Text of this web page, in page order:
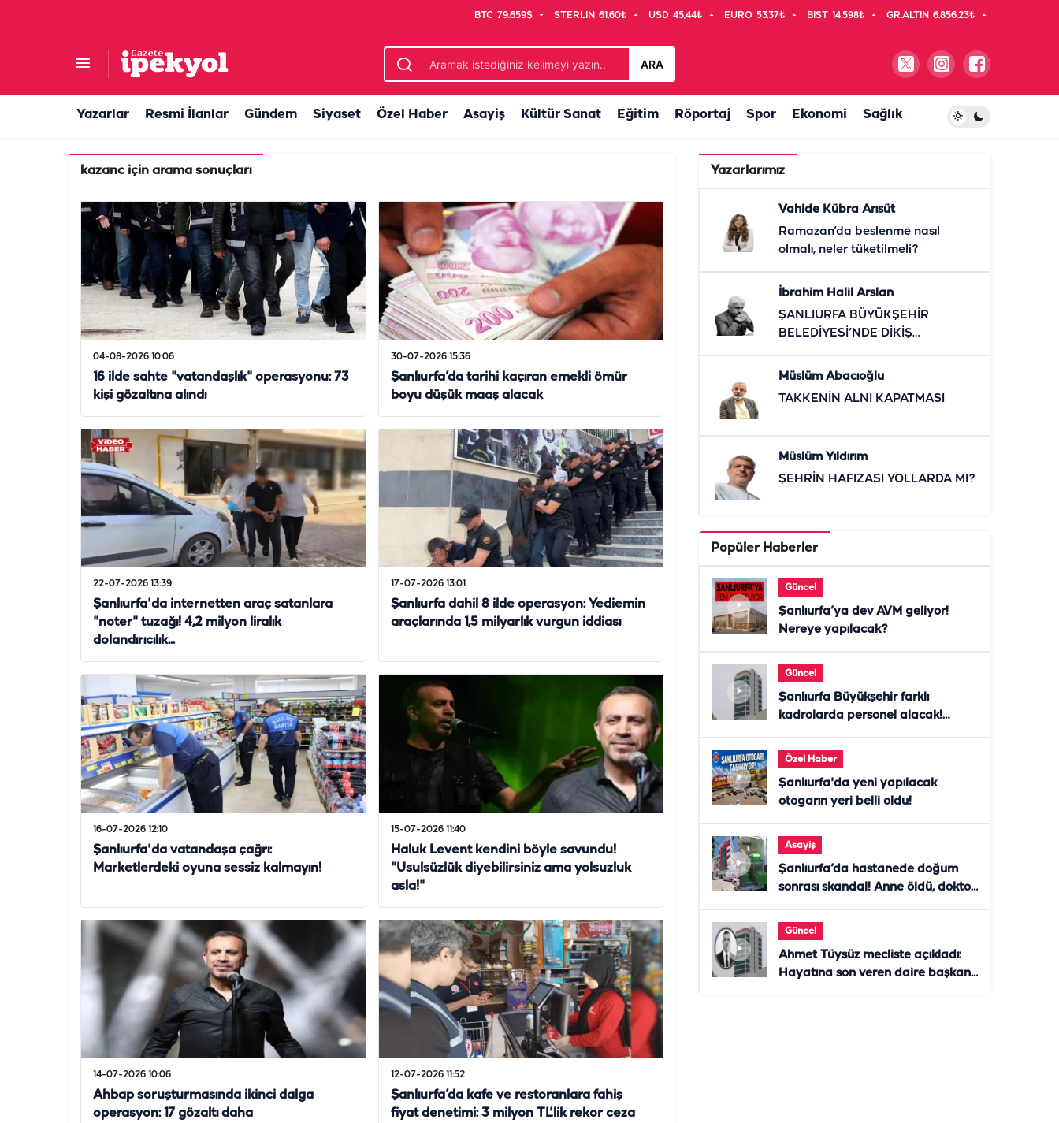
BTC 79.659$ STERLIN 61,60₺ USD 45,44₺ EURO 53,37₺ BIST 14.598₺ GR.ALTIN 6.856,23₺
ARA
Yazarlar Resmi İlanlar Gündem Siyaset Özel Haber Asayiş Kültür Sanat Eğitim Röportaj Spor Ekonomi Sağlık
kazanc için arama sonuçları
04-08-2026 10:06
16 ilde sahte "vatandaşlık" operasyonu: 73
kişi gözaltına alındı
30-07-2026 15:36
Şanlıurfa’da tarihi kaçıran emekli ömür
boyu düşük maaş alacak
22-07-2026 13:39
Şanlıurfa'da internetten araç satanlara
"noter" tuzağı! 4,2 milyon liralık
dolandırıcılık...
17-07-2026 13:01
Şanlıurfa dahil 8 ilde operasyon: Yediemin
araçlarında 1,5 milyarlık vurgun iddiası
16-07-2026 12:10
Şanlıurfa'da vatandaşa çağrı:
Marketlerdeki oyuna sessiz kalmayın!
15-07-2026 11:40
Haluk Levent kendini böyle savundu!
"Usulsüzlük diyebilirsiniz ama yolsuzluk
asla!"
14-07-2026 10:06
Ahbap soruşturmasında ikinci dalga
operasyon: 17 gözaltı daha
12-07-2026 11:52
Şanlıurfa’da kafe ve restoranlara fahiş
fiyat denetimi: 3 milyon TL'lik rekor ceza
Yazarlarımız
Vahide Kübra Arısüt
Ramazan’da beslenme nasıl
olmalı, neler tüketilmeli?
İbrahim Halil Arslan
ŞANLIURFA BÜYÜKŞEHİR
BELEDİYESİ’NDE DİKİŞ
Müslüm Abacıoğlu
TAKKENİN ALNI KAPATMASI
Müslüm Yıldırım
ŞEHRİN HAFIZASI YOLLARDA MI?
Popüler Haberler
Güncel
Şanlıurfa’ya dev AVM geliyor!
Nereye yapılacak?
Güncel
Şanlıurfa Büyükşehir farklı
kadrolarda personel alacak!
Özel Haber
Şanlıurfa'da yeni yapılacak
otogarın yeri belli oldu!
Asayiş
Şanlıurfa’da hastanede doğum
sonrası skandal! Anne öldü, doktor
Güncel
Ahmet Tüysüz mecliste açıkladı:
Hayatına son veren daire başkanı